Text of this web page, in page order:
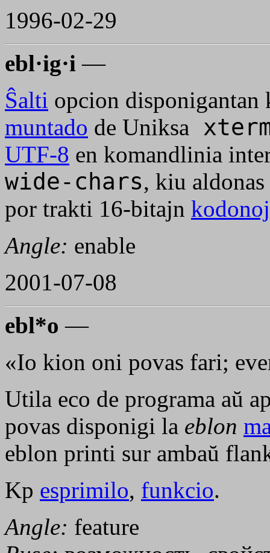
1996-02-29
ebl·ig·i —
Ŝalti opcion disponigantan
muntado de Uniksa
UTF-8 en komandlinia
wide-chars, kiu
por trakti 16-bitajn
Angle: enable
2001-07-08
ebl*o —
«Io kion oni povas fari;
Utila eco de programa aŭ
povas disponigi la eblon
eblon printi sur ambaŭ
Kp esprimilo, funkcio.
Angle: feature